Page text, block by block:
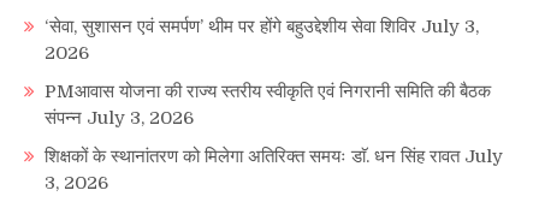
‘सेवा, सुशासन एवं समर्पण’ थीम पर होंगे बहुउद्देशीय सेवा शिविर July 3,
2026
PMआवास योजना की राज्य स्तरीय स्वीकृति एवं निगरानी समिति की बैठक
संपन्न July 3, 2026
शिक्षकों के स्थानांतरण को मिलेगा अतिरिक्त समयः डाॅ. धन सिंह रावत July
3, 2026